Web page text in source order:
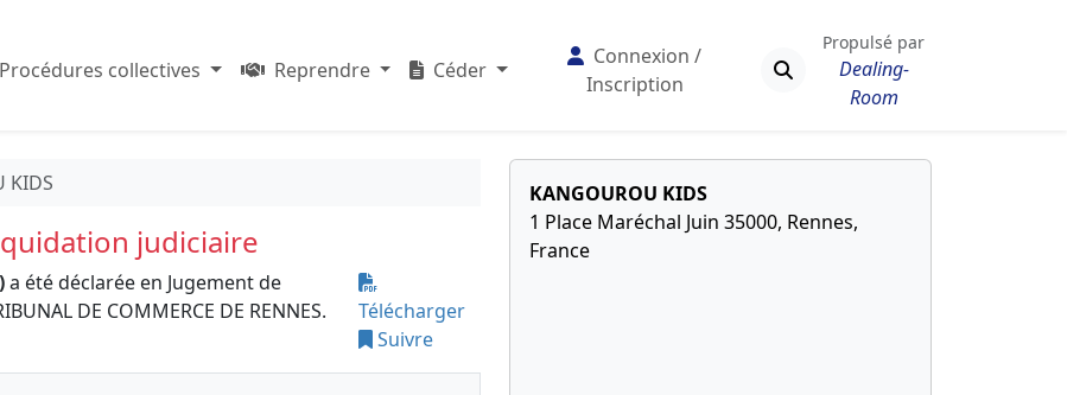
Procédures collectives Reprendre Céder
Connexion /
Inscription
Propulsé par
Dealing-
Room
KIDS
judiciaire
a été déclarée en Jugement de
DE COMMERCE DE RENNES.
Télécharger
Suivre
KANGOUROU KIDS
1 Place Maréchal Juin 35000, Rennes,
France